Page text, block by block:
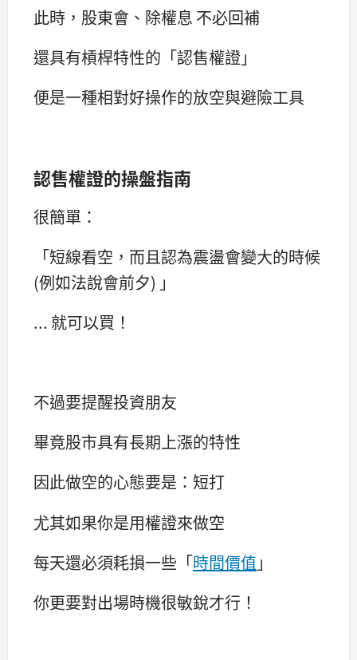
此時，股東會、除權息 不必回補
還具有槓桿特性的「認售權證」
便是一種相對好操作的放空與避險工具
認售權證的操盤指南
很簡單：
「短線看空，而且認為震盪會變大的時候
(例如法說會前夕) 」
... 就可以買！
不過要提醒投資朋友
畢竟股市具有長期上漲的特性
因此做空的心態要是：短打
尤其如果你是用權證來做空
每天還必須耗損一些「時間價值 」
你更要對出場時機很敏銳才行！